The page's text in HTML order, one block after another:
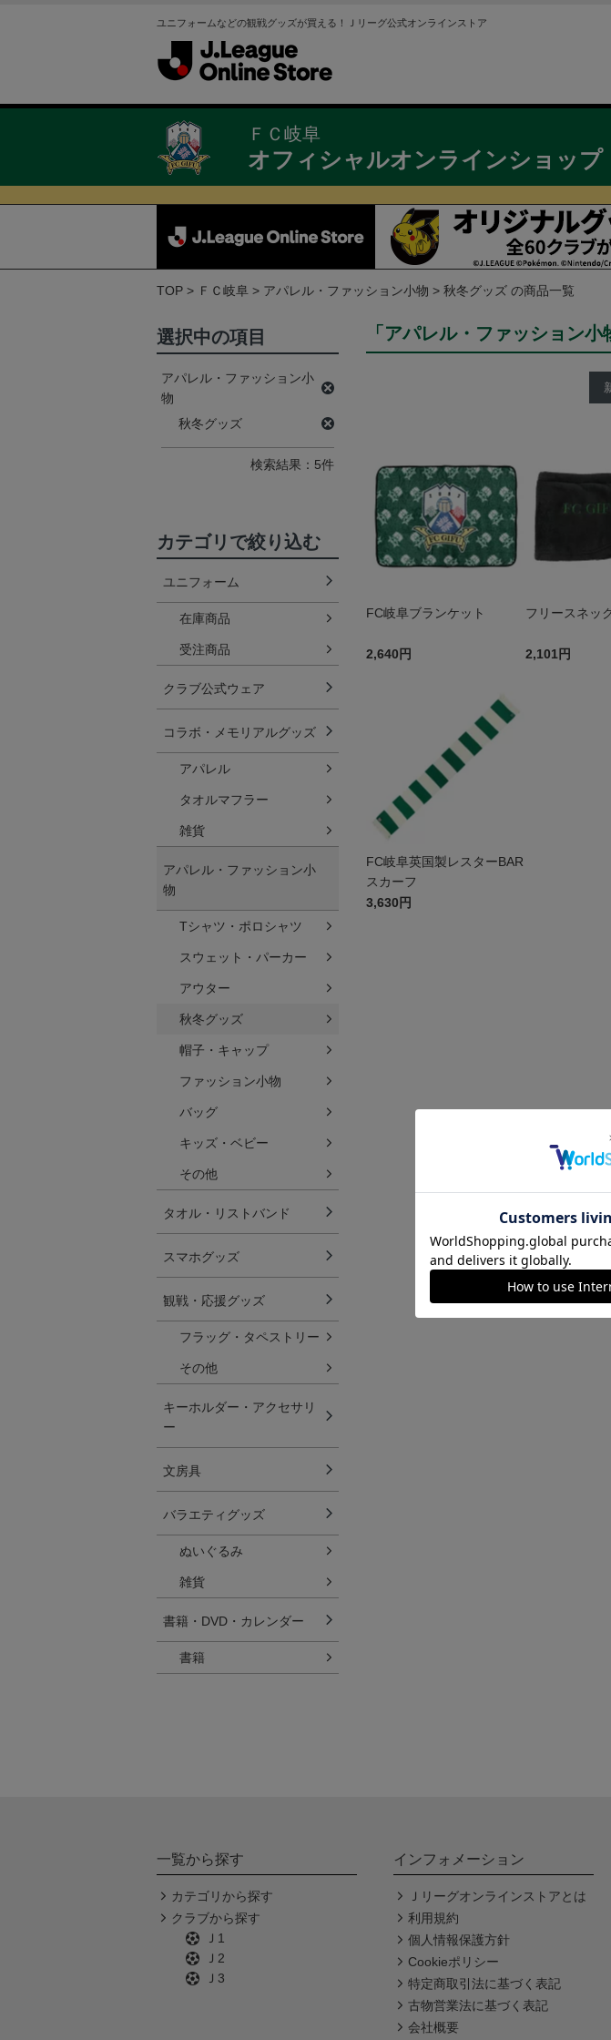
ユニフォームなどの観戦グッズが買える！Ｊリーグ公式オンラインストア
ＦＣ岐阜
オフィシャルオンラインショップ
TOP ＦＣ岐阜 アパレル・ファッション小物 秋冬グッズ の商品一覧
「アパレル・ファッション
FC岐阜ブランケット
2,640円
フリースネッ
2,101円
FC岐阜英国製レスターBAR
スカーフ
3,630円
選択中の項目
アパレル・ファッション小
物
秋冬グッズ
検索結果：5件
カテゴリで絞り込む
ユニフォーム
在庫商品
受注商品
クラブ公式ウェア
コラボ・メモリアルグッズ
アパレル
タオルマフラー
雑貨
アパレル・ファッション小
物
Tシャツ・ポロシャツ
スウェット・パーカー
アウター
秋冬グッズ
帽子・キャップ
ファッション小物
バッグ
キッズ・ベビー
その他
タオル・リストバンド
スマホグッズ
観戦・応援グッズ
フラッグ・タペストリー
その他
キーホルダー・アクセサリ
ー
文房具
バラエティグッズ
ぬいぐるみ
雑貨
書籍・DVD・カレンダー
書籍
一覧から探す
カテゴリから探す
クラブから探す
Ｊ1
Ｊ2
Ｊ3
インフォメーション
Ｊリーグオンラインストアとは
利用規約
個人情報保護方針
Cookieポリシー
特定商取引法に基づく表記
古物営業法に基づく表記
会社概要